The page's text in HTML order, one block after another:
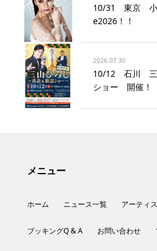
10/31 東京
e2026！！
2026.07.30
10/12 石川 三
ショー 開催！
メニュー
ホーム ニュース一覧 アーティ
ブッキングQ & A お問い合わせ